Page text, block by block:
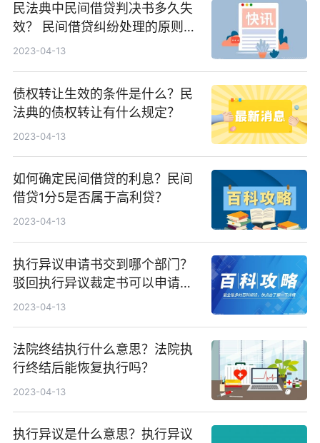
民法典中民间借贷判决书多久失
效？ 民间借贷纠纷处理的原则是
什么？
2023-04-13
债权转让生效的条件是什么？民
法典的债权转让有什么规定？
2023-04-13
如何确定民间借贷的利息？民间
借贷1分5是否属于高利贷？
2023-04-13
执行异议申请书交到哪个部门？
驳回执行异议裁定书可以申请再
审吗？
2023-04-13
法院终结执行什么意思？法院执
行终结后能恢复执行吗？
2023-04-13
执行异议是什么意思？执行异议